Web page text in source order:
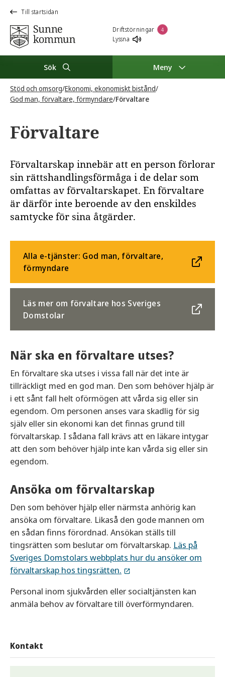
Till startsidan
Driftstörningar 4
Lyssna
Sök Meny
Stöd och omsorg/Ekonomi, ekonomiskt bistånd/
God man, förvaltare, förmyndare/Förvaltare
Förvaltare
Förvaltarskap innebär att en person förlorar
sin rättshandlingsförmåga i de delar som
omfattas av förvaltarskapet. En förvaltare
är därför inte beroende av den enskildes
samtycke för sina åtgärder.
Alla e-tjänster: God man, förvaltare,
förmyndare
Läs mer om förvaltare hos Sveriges
Domstolar
När ska en förvaltare utses?
En förvaltare ska utses i vissa fall när det inte är
tillräckligt med en god man. Den som behöver hjälp är
i ett sånt fall helt oförmögen att vårda sig eller sin
egendom. Om personen anses vara skadlig för sig
själv eller sin ekonomi kan det finnas grund till
förvaltarskap. I sådana fall krävs att en läkare intygar
att den som behöver hjälp inte kan vårda sig eller sin
egendom.
Ansöka om förvaltarskap
Den som behöver hjälp eller närmsta anhörig kan
ansöka om förvaltare. Likaså den gode mannen om
en sådan finns förordnad. Ansökan ställs till
tingsrätten som beslutar om förvaltarskap. Läs på
Sveriges Domstolars webbplats hur du ansöker om
förvaltarskap hos tingsrätten.
Personal inom sjukvården eller socialtjänsten kan
anmäla behov av förvaltare till överförmyndaren.
Kontakt